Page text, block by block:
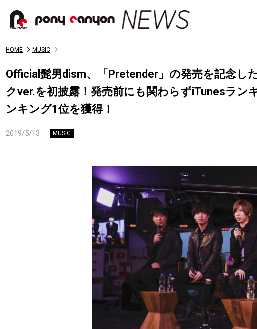
HOME MUSIC
Official髭男dism、「Pretender」の発売を記念し
クver.を初披露！発売前にも関わらずiTunesラン
ンキング1位を獲得！
2019/5/13 MUSIC